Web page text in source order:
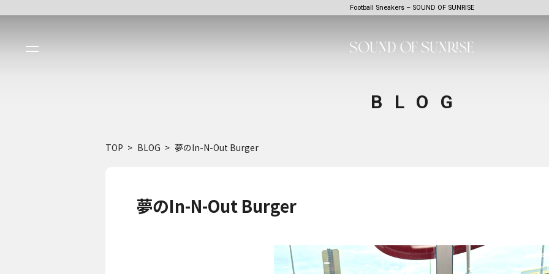
Football Sneakers – SOUND OF SUNRISE
BLOG
TOP BLOG 夢のIn-N-Out Burger
夢のIn-N-Out Burger